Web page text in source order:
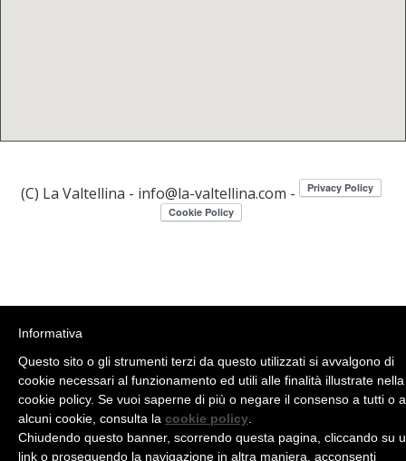
(C) La Valtellina - info@la-valtellina.com -
Informativa
Questo sito o gli strumenti terzi da questo utilizzati si avvalgono di
cookie necessari al funzionamento ed utili alle finalità illustrate nella
cookie policy. Se vuoi saperne di più o negare il consenso a tutti o
alcuni cookie, consulta la cookie policy
Chiudendo questo banner, scorrendo questa pagina, cliccando su
link o proseguendo la navigazione in altra maniera, acconsenti